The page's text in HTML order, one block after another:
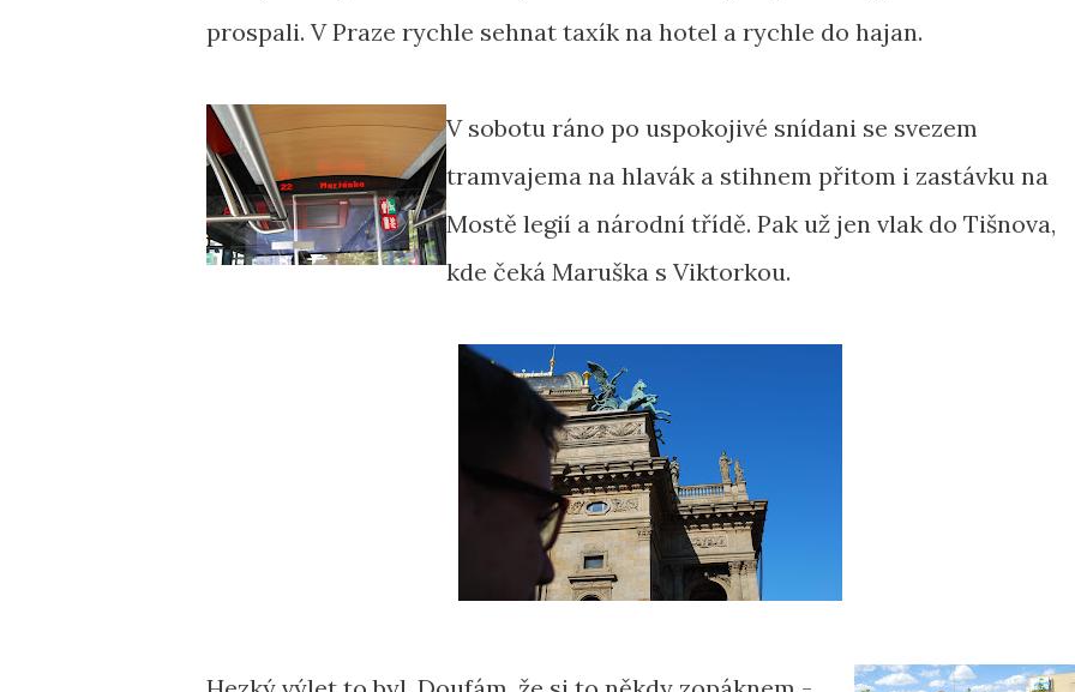
prospali. V Praze rychle sehnat taxík na hotel a rychle do hajan.
V sobotu ráno po uspokojivé snídani se svezem
tramvajema na hlavák a stihnem přitom i zastávku na
Mostě legií a národní třídě. Pak už jen vlak do Tišnova,
kde čeká Maruška s Viktorkou.